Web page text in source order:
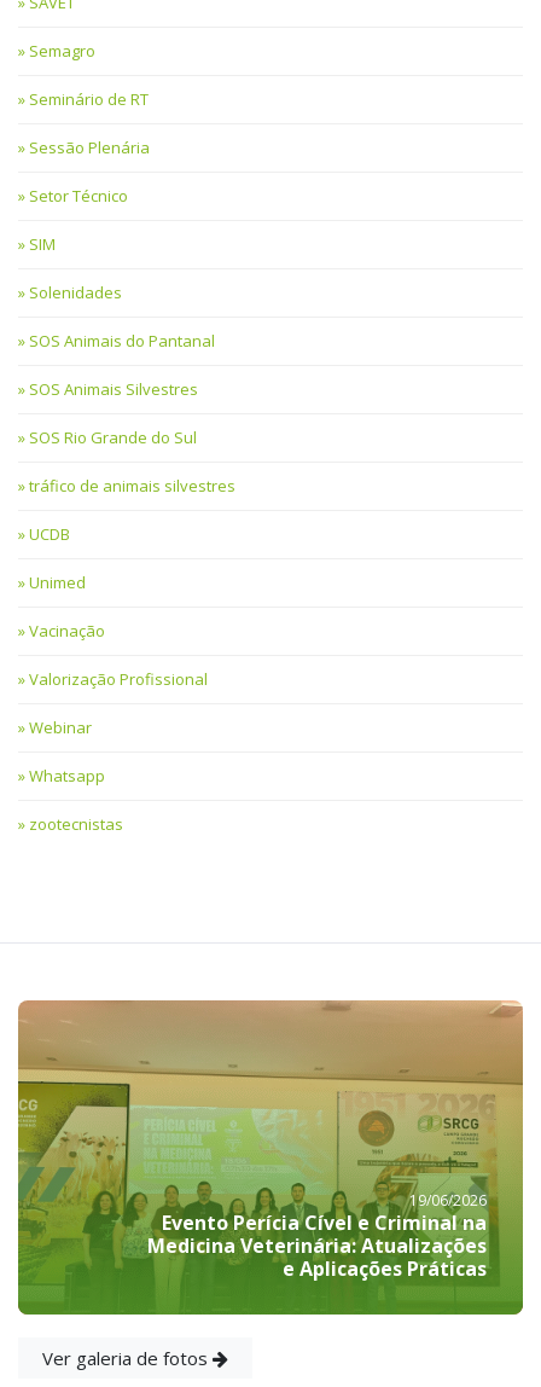
Semagro
Seminário de RT
Sessão Plenária
Setor Técnico
SIM
Solenidades
SOS Animais do Pantanal
SOS Animais Silvestres
SOS Rio Grande do Sul
tráfico de animais silvestres
UCDB
Unimed
Vacinação
Valorização Profissional
Webinar
Whatsapp
zootecnistas
19/06/2026
Evento Perícia Cível e Criminal na
Medicina Veterinária: Atualizações
e Aplicações Práticas
Ver galeria de fotos